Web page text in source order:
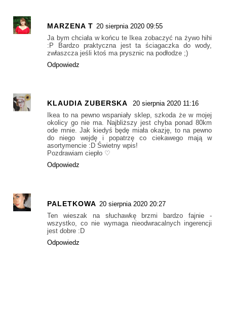
MARZENA T 20 sierpnia 2020 09:55
Ja bym chciała w końcu te Ikea zobaczyć na żywo hihi
:P Bardzo praktyczna jest ta ściagaczka do wody,
zwłaszcza jeśli ktoś ma prysznic na podłodze ;)
Odpowiedz
KLAUDIA ZUBERSKA
20 sierpnia 2020 11:16
Ikea to na pewno wspaniały sklep, szkoda że w mojej
okolicy go nie ma. Najbliższy jest chyba ponad 80km
ode mnie. Jak kiedyś będę miała okazję, to na pewno
do niego wejdę i popatrzę co ciekawego mają w
asortymencie :D Świetny wpis!
Pozdrawiam ciepło ♡
Odpowiedz
PALETKOWA 20 sierpnia 2020 20:27
Ten wieszak na słuchawkę brzmi bardzo fajnie -
wszystko, co nie wymaga nieodwracalnych ingerencji
jest dobre :D
Odpowiedz